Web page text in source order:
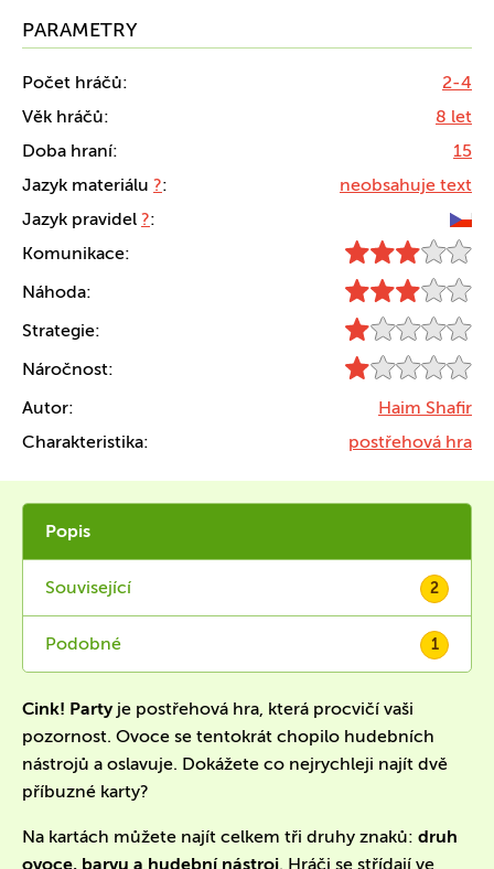
PARAMETRY
Počet hráčů:
2-4
Věk hráčů:
8 let
Doba hraní:
15
Jazyk materiálu ?:
neobsahuje text
Jazyk pravidel ?:
Komunikace:
Náhoda:
Strategie:
Náročnost:
Autor:
Haim Shafir
Charakteristika:
postřehová hra
Popis
Související 2
Podobné 1
Cink! Partyje postřehová hra, která procvičí vaši
pozornost. Ovoce se tentokrát chopilo hudebních
nástrojů a oslavuje. Dokážete co nejrychleji najít dvě
příbuzné karty?
Na kartách můžete najít celkem tři druhy znaků: druh
ovoce, barvu a hudební nástroj. Hráči se střídají ve